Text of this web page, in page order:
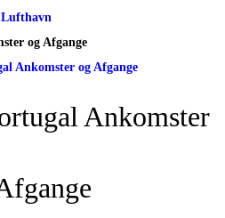
Lufthavn
og Afgange
Ankomster og Afgange
Ankomster